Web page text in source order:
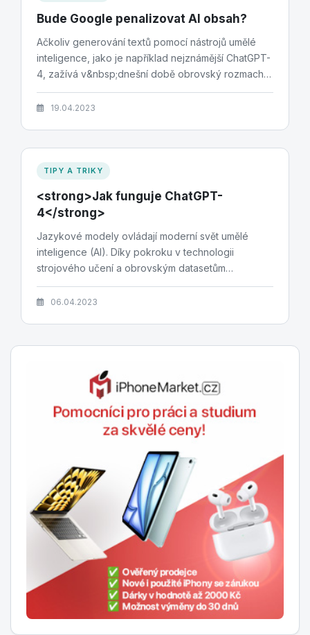
Bude Google penalizovat AI obsah?
Ačkoliv generování textů pomocí nástrojů umělé
inteligence, jako je například nejznámější ChatGPT-
4, zažívá v&nbsp;dnešní době obrovský rozmach,
a to...
19.04.2023
TIPY A TRIKY
<strong>Jak funguje ChatGPT-
4</strong>
Jazykové modely ovládají moderní svět umělé
inteligence (AI). Díky pokroku v technologii
strojového učení a obrovským datasetům
jazykových dat dokáží...
06.04.2023